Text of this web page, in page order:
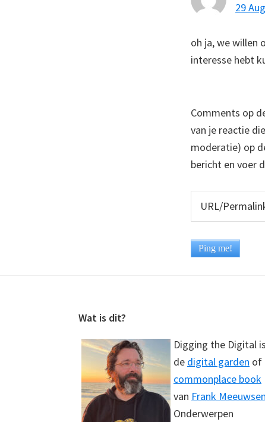
29
oh ja, we willen
interesse hebt
Comments op
van je reactie
moderatie) op
bericht en voer
Wat is dit?
Digging the Digital is
de digital garden of
commonplace book
van Frank Meeuwsen
Onderwerpen